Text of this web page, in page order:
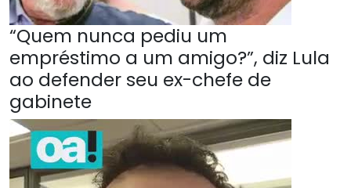
“Quem nunca pediu um
empréstimo a um amigo?”, diz Lula
ao defender seu ex-chefe de
gabinete